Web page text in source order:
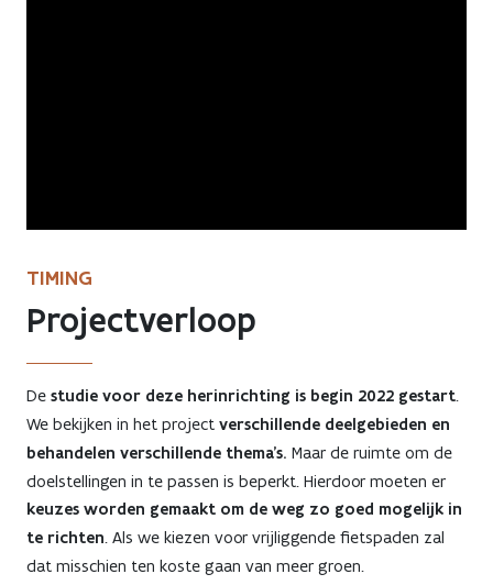
TIMING
Projectverloop
De studie voor deze herinrichting is begin 2022 gestart.
We bekijken in het project verschillende deelgebieden en
behandelen verschillende thema’s. Maar de ruimte om de
doelstellingen in te passen is beperkt. Hierdoor moeten er
keuzes worden gemaakt om de weg zo goed mogelijk in
te richten. Als we kiezen voor vrijliggende fietspaden zal
dat misschien ten koste gaan van meer groen.